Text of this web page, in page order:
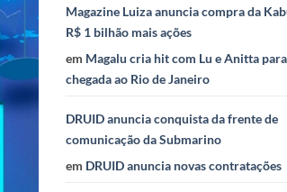
Magazine Luiza anuncia compra da
R$ 1 bilhão mais ações
em Magalu cria hit com Lu e Anitta
chegada ao Rio de Janeiro
DRUID anuncia conquista da frente de
comunicação da Submarino
em DRUID anuncia novas contratações